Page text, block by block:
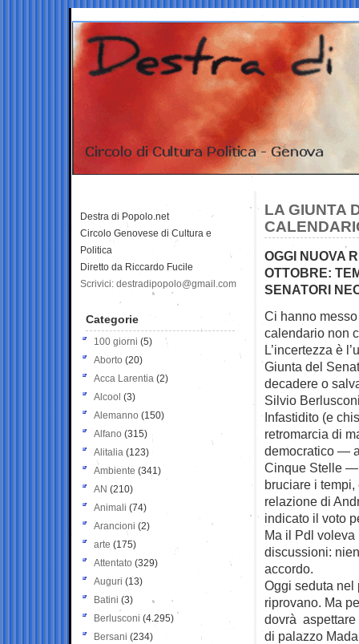
LA GIUNTA
OGGI NUOVA
OTTOBRE:
SENATORI
Ci hanno
calendario non
L’incertezza è
Giunta del
decadere o
Silvio
Infastidito (e
retromarcia di
democratico —
Cinque Stelle —
bruciare i
relazione di
indicato il voto
Ma il Pdl voleva
discussioni:
accordo.
Oggi seduta nel
riprovano. Ma
dovrà aspettare
di palazzo
Destra di Popolo.net
Circolo Genovese di Cultura e
Politica
Diretto da Riccardo Fucile
Scrivici: destradipopolo@gmail.com
Categorie
100 giorni (5)
Aborto (20)
Acca Larentia (2)
Alcool (3)
Alemanno (150)
Alfano (315)
Alitalia (123)
Ambiente (341)
AN (210)
Animali (74)
Arancioni (2)
arte (175)
Attentato (329)
Auguri (13)
Batini (3)
Berlusconi (4.295)
Bersani (234)